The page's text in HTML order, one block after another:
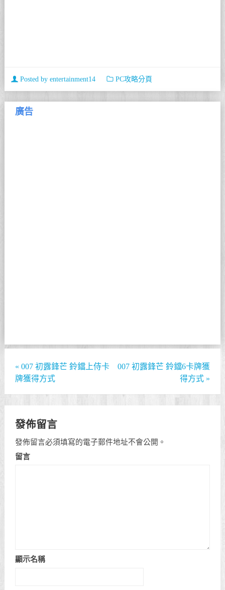
Posted by entertainment14 PC攻略分頁
廣告
« 007 初露鋒芒 鈴鐺上侍卡
牌獲得方式
007 初露鋒芒 鈴鐺6卡牌獲
得方式 »
發佈留言
發佈留言必須填寫的電子郵件地址不會公開。
留言
顯示名稱